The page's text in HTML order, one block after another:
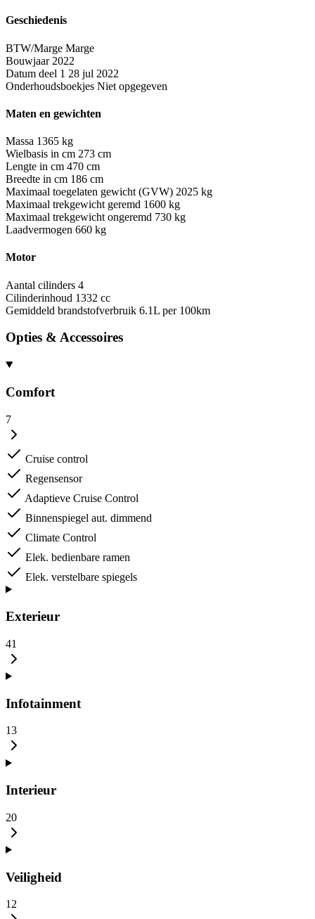
Geschiedenis
BTW/Marge Marge
Bouwjaar 2022
Datum deel 1 28 jul 2022
Onderhoudsboekjes Niet opgegeven
Maten en gewichten
Massa 1365 kg
Wielbasis in cm 273 cm
Lengte in cm 470 cm
Breedte in cm 186 cm
Maximaal toegelaten gewicht (GVW) 2025 kg
Maximaal trekgewicht geremd 1600 kg
Maximaal trekgewicht ongeremd 730 kg
Laadvermogen 660 kg
Motor
Aantal cilinders 4
Cilinderinhoud 1332 cc
Gemiddeld brandstofverbruik 6.1L per 100km
Opties & Accessoires
Comfort
7
Cruise control
Regensensor
Adaptieve Cruise Control
Binnenspiegel aut. dimmend
Climate Control
Elek. bedienbare ramen
Elek. verstelbare spiegels
Exterieur
41
Infotainment
13
Interieur
20
Veiligheid
12